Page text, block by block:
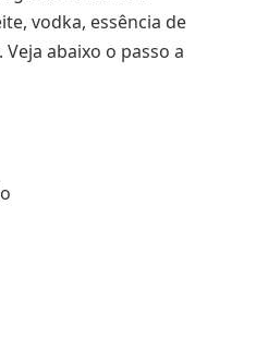
vodka, essência de
abaixo o passo a